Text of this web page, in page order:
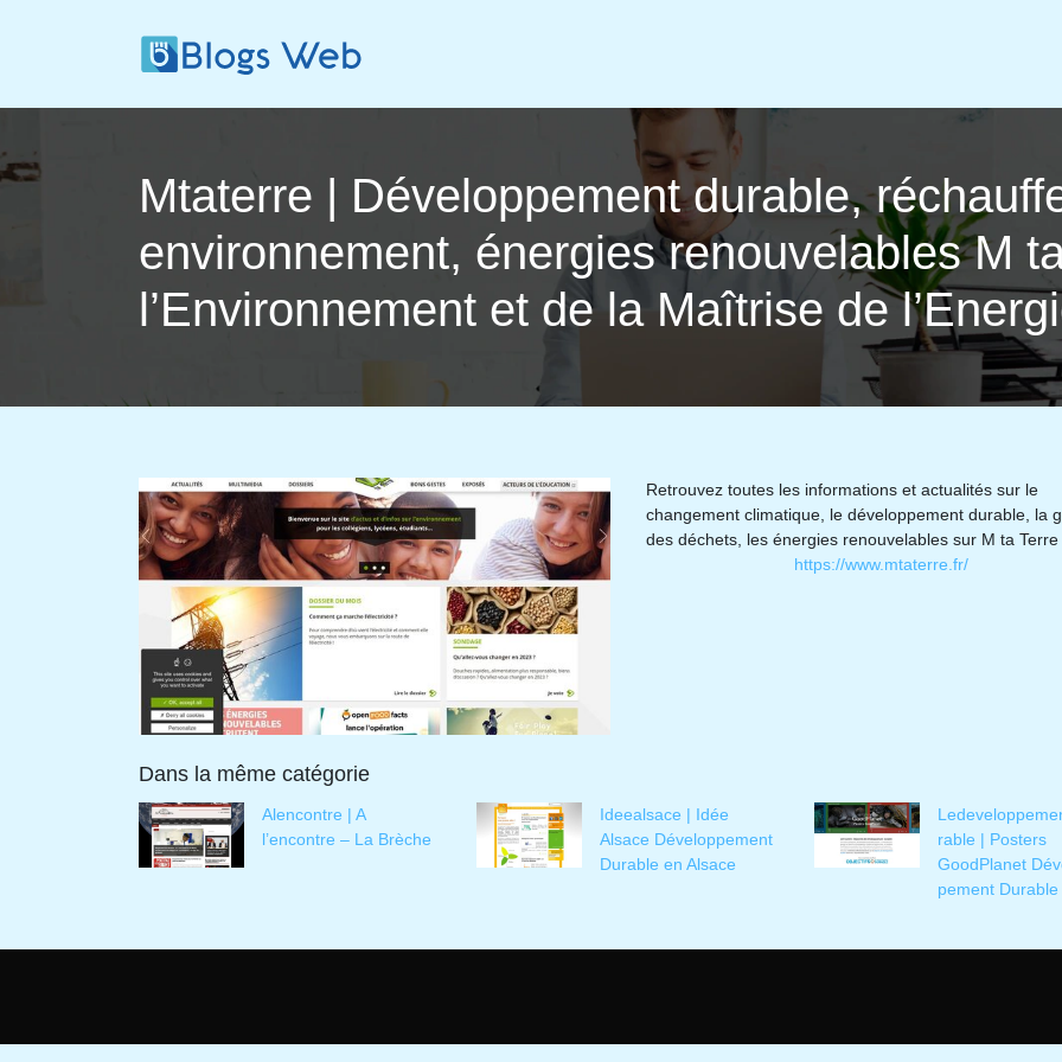
Mtaterre | Dévelop­pe­ment durable,
en­viron­ne­ment, énergies renouve­lab­les M
l’En­viron­ne­ment et de la Maîtrise de
Retrouvez toutes les informations et actualités sur le
changement climatique, le développement durable, la
des déchets, les énergies renouvelables sur M ta Terre
https://www.mtaterre.fr/
Dans la même catégorie
Alencontre | A
l’encontre – La Brèche
Ideealsace | Idée
Alsace Dévelop­pe­ment
Durable en Alsace
rab­le | Posters
GoodPlanet
pe­ment Durable